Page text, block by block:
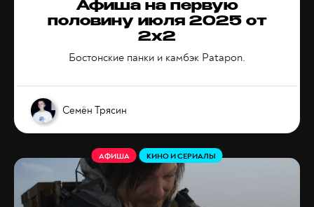
Афиша на первую
половину июля 2025 от
2x2
Бостонские панки и камбэк Patapon.
Семён Трясин
АФИША КИНО И СЕРИАЛЫ